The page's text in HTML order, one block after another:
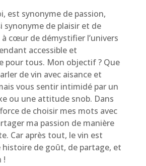
est synonyme de passion,
synonyme de plaisir et de
à cœur de démystifier l’univers
accessible et
pour tous. Mon objectif ? Que
de vin avec aisance et
vous sentir intimidé par un
ou une attitude snob. Dans
de choisir mes mots avec
ma passion de manière
Car après tout, le vin est
de goût, de partage, et
!